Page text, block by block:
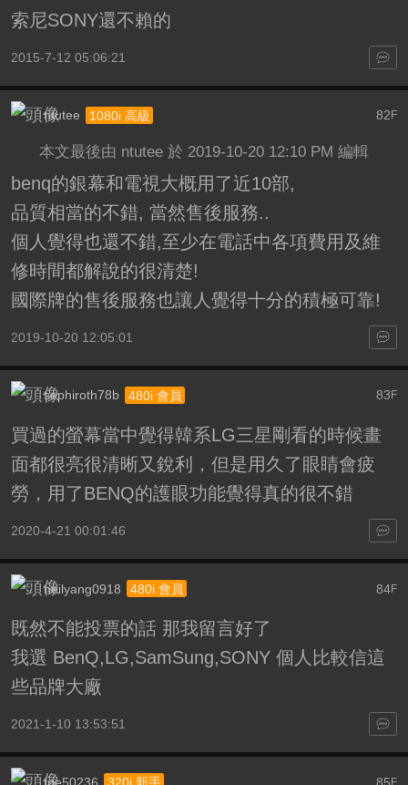
索尼SONY還不賴的
2015-7-12 05:06:21
82 F
ntutee 1080i 高級
本文最後由 ntutee 於 2019-10-20 12:10 PM 編輯
benq的銀幕和電視大概用了近10部,
品質相當的不錯, 當然售後服務..
個人覺得也還不錯,至少在電話中各項費用及維
修時間都解說的很清楚!
國際牌的售後服務也讓人覺得十分的積極可靠!
2019-10-20 12:05:01
83 F
sephiroth78b 480i 會員
買過的螢幕當中覺得韓系LG三星剛看的時候畫
面都很亮很清晰又銳利，但是用久了眼睛會疲
勞，用了BENQ的護眼功能覺得真的很不錯
2020-4-21 00:01:46
84F
neilyang0918 480i 會員
既然不能投票的話 那我留言好了
我選 BenQ,LG,SamSung,SONY 個人比較信這
些品牌大廠
2021-1-10 13:53:51
85F
tpe50236